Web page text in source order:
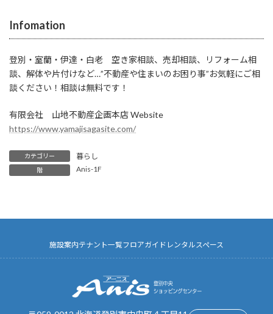
Infomation
登別・室蘭・伊達・白老 空き家相談、売却相談、リフォーム相
談、解体や片付けなど…”不動産や住まいのお困り事”お気軽にご相
談ください！相談は無料です！
有限会社 山地不動産企画本店 Website
https://www.yamajisagasite.com/
カテゴリー 暮らし
階 Anis-1F
施設案内テナント一覧フロアガイド レンタルスペース